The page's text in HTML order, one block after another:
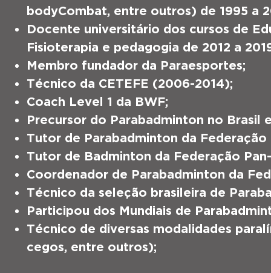
bodyCombat, entre outros) de 1995 a
Docente universitário dos cursos de
Fisioterapia e pedagogia de 2012 a
Membro fundador da Paraesportes;
Técnico da CETEFE (2006-2014);
Coach Level 1 da BWF;
Precursor do Parabadminton no Brasil
Tutor de Parabadminton da
Tutor de Badminton da Federação
Coordenador de Parabadminton da
Técnico da seleção brasileira de
Participou dos Mundiais de
Técnico de diversas modalidades
cegos, entre outros);